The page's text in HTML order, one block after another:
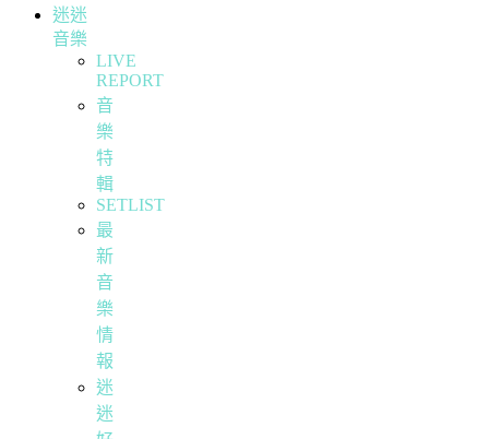
迷迷
音樂
LIVE
REPORT
音
樂
特
輯
SETLIST
最
新
音
樂
情
報
迷
迷